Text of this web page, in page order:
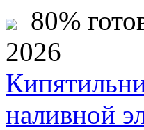
80%
2026
наливной